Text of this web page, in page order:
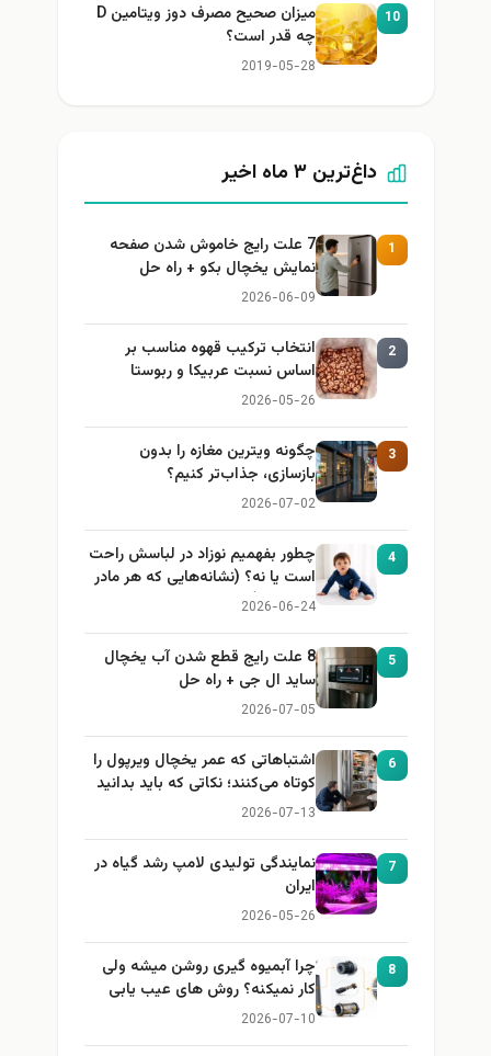
10
میزان صحیح مصرف دوز ویتامین D
چه قدر است؟
2019-05-28
داغ‌ترین ۳ ماه اخیر
1
7 علت رایج خاموش شدن صفحه
نمایش یخچال بکو + راه حل
2026-06-09
2
انتخاب ترکیب قهوه مناسب بر
اساس نسبت عربیکا و ربوستا
2026-05-26
3
چگونه ویترین مغازه را بدون
بازسازی، جذاب‌تر کنیم؟
2026-07-02
4
چطور بفهمیم نوزاد در لباسش راحت
است یا نه؟ (نشانه‌هایی که هر مادر
باید بداند)
2026-06-24
5
8 علت رایج قطع شدن آب یخچال
ساید ال جی + راه حل
2026-07-05
6
اشتباهاتی که عمر یخچال ویرپول را
کوتاه می‌کنند؛ نکاتی که باید بدانید
2026-07-13
7
نمایندگی تولیدی لامپ رشد گیاه در
ایران
2026-05-26
8
چرا آبمیوه گیری روشن میشه ولی
کار نمیکنه؟ روش های عیب یابی
2026-07-10